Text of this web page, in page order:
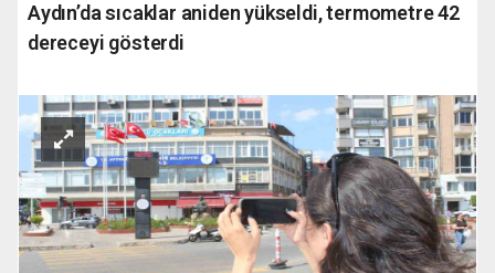
Aydın’da sıcaklar aniden yükseldi, termometre 42
dereceyi gösterdi